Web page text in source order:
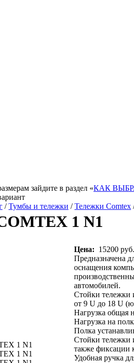
зайдите в раздел «КАК
/Тумбы и тележки /Тележки Comtex
1 N1
Цена: 15200 руб.
Предназначена
оснащения
автомобилей.
Стойки тележки
от 9 U до 18 U
Нагрузка общая
Нагрузка на
Полка
Стойки тележки
также фиксации
Удобная ручка